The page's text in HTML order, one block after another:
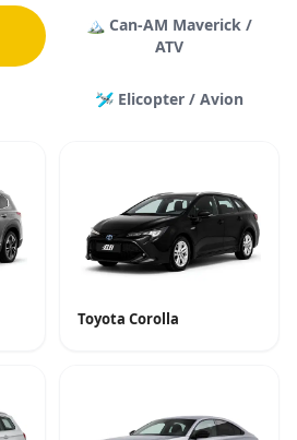
🏔️ Can-AM Maverick /
ATV
🛩️ Elicopter / Avion
Toyota Corolla